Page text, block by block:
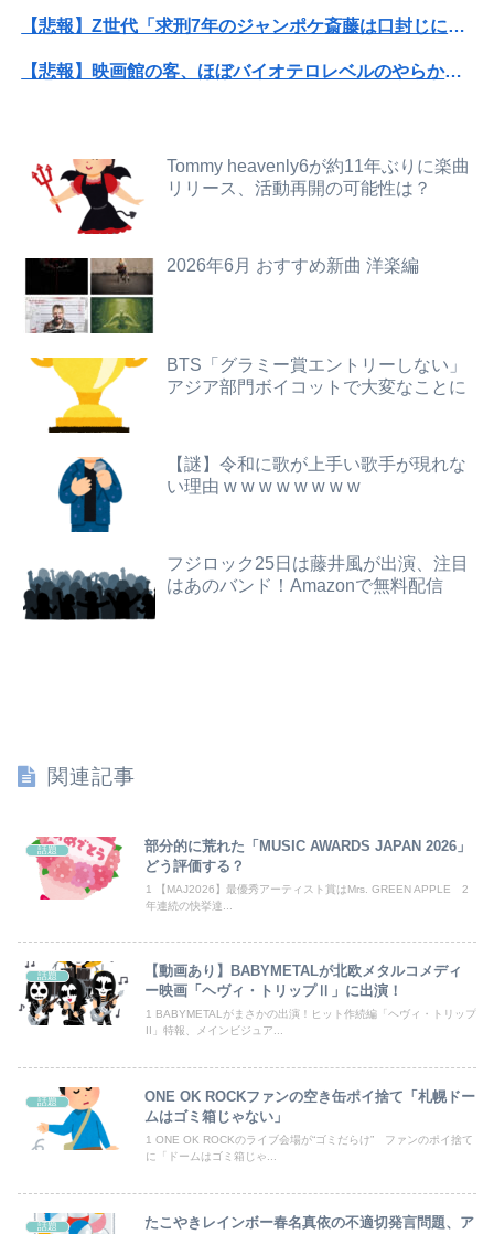
【画像】いい天気だから高ボッチに行って来たった
【悲報】熊本県知事、報道陣土足取材にマジギレ「遺族や被災者から強い不満でてる！」 → 記者「例えば？」 → 知事、怒り通り越して呆れてしまう …...
中国政府「原爆投下の背景こそ反省が必要だ」と主張
【悲報】Z世代「求刑7年のジャンポケ斎藤は口封じに被害者殺した方が量刑軽かっただろ」←1万いいね
【悲報】映画館の客、ほぼバイオテロレベルのやらかしで観客が避難する事態にｗｗｗｗ
パパ活不倫を暴露された大物芸人さん(63)、晒されたLINEが面白すぎるｗｗｗｗｗｗｗｗｗ(画像ｱﾘ)
【悲報】大学生の頃に出会った小学生と結婚した男、めちゃくちゃ炎上してしまうwwwwwwwww
【画像】講談社さん、ミスマガジンで児童を性搾取してしまうｗｗｗｗｗｗｗｗｗ
佐久間宣行『（井上和に対して）あの子売れますよ』
【画像】芋系女子大生「え～！？ 私と付き合いたい？ 私脱いだらこんなんだけどいいの…？🥺」
畑下由佳アナ ニットの胸元がくっきり！！
【画像】いい天気だから高ボッチに行って来たった
Tommy heavenly6が約11年ぶりに楽曲
リリース、活動再開の可能性は？
2026年6月 おすすめ新曲 洋楽編
BTS「グラミー賞エントリーしない」
アジア部門ボイコットで大変なことに
【謎】令和に歌が上手い歌手が現れな
い理由 w w w w w w w w
フジロック25日は藤井風が出演、注目
はあのバンド！Amazonで無料配信
関連記事
話題
部分的に荒れた「MUSIC AWARDS JAPAN 2026」
どう評価する？
1 【MAJ2026】最優秀アーティスト賞はMrs. GREEN APPLE 2
年連続の快挙達...
話題
【動画あり】BABYMETALが北欧メタルコメディ
ー映画「ヘヴィ・トリップⅡ」に出演！
1 BABYMETALがまさかの出演！ヒット作続編「ヘヴィ・トリップ
II」特報、メインビジュア...
話題
ONE OK ROCKファンの空き缶ポイ捨て「札幌ドー
ムはゴミ箱じゃない」
1 ONE OK ROCKのライブ会場が“ゴミだらけ” ファンのポイ捨て
に「ドームはゴミ箱じゃ...
話題
たこやきレインボー春名真依の不適切発言問題、ア